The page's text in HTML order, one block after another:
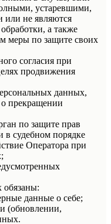
устаревшими,
или не являются
а также
меры по защите своих
согласия при
продвижения
данных,
о прекращении
по защите прав
в судебном порядке
Оператора при
обязаны:
данные о себе;
(обновлении,